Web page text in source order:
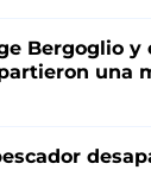
Bergoglio y
una